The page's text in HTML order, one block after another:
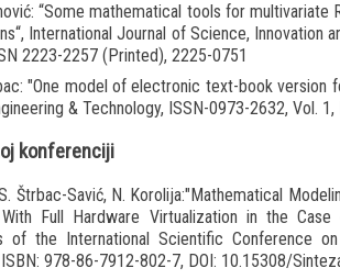
“Some mathematical tools for multivariate
International Journal of Science, Innovation
2223-2257 (Printed), 2225-0751
"One model of electronic text-book version
& Technology, ISSN-0973-2632, Vol.
konferenciji
Štrbac-Savić, N. Korolija:"Mathematical
Full Hardware Virtualization in the
of the International Scientific Conference
978-86-7912-802-7, DOI: 10.15308/